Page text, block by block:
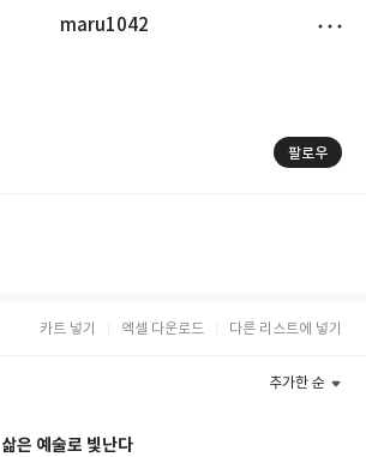
maru1042
팔로우
카트 넣기 엑셀 다운로드 다른 리스트에 넣기
추가한 순
삶은 예술로 빛난다